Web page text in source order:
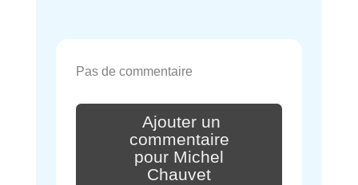
Pas de commentaire
Ajouter un
commentaire
pour Michel
Chauvet